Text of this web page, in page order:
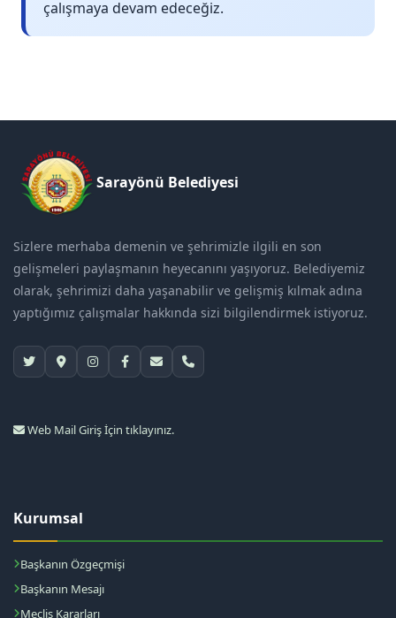
çalışmaya devam edeceğiz.
Sarayönü Belediyesi
Sizlere merhaba demenin ve şehrimizle ilgili en son
gelişmeleri paylaşmanın heyecanını yaşıyoruz. Belediyemiz
olarak, şehrimizi daha yaşanabilir ve gelişmiş kılmak adına
yaptığımız çalışmalar hakkında sizi bilgilendirmek istiyoruz.
Web Mail Giriş İçin tıklayınız.
Kurumsal
Başkanın Özgeçmişi
Başkanın Mesajı
Meclis Kararları